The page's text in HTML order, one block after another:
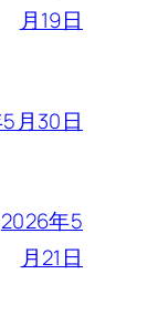
月19日
月30日
2026年5
月21日